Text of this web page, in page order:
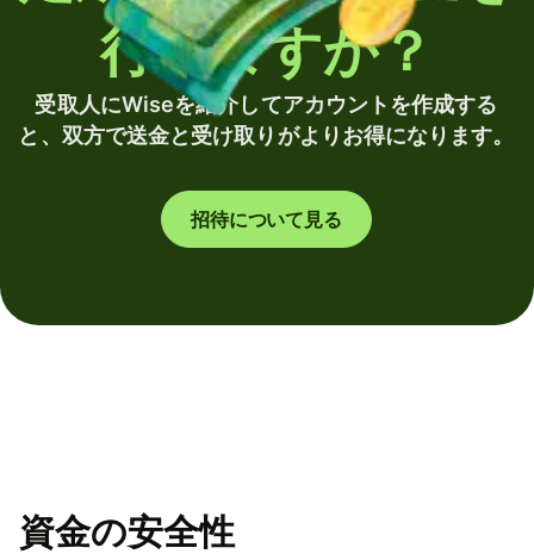
行いますか？
受取人にWiseを紹介してアカウントを作成する
と、双方で送金と受け取りがよりお得になります。
招待について見る
資金の安全性